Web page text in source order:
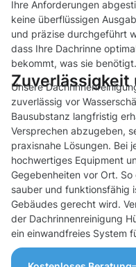
Ihre Anforderungen
keine überflüssigen
und präzise durchgeführt
dass Ihre Dachrinne
bekommt, was sie benötigt.
Zuverlässigkeit
Unsere
zuverlässig vor
Bausubstanz langfristig
Versprechen abzugeben,
praxisnahe Lösungen. Bei
hochwertiges Equipment
Gegebenheiten vor Ort.
sauber und funktionsfähig
Gebäudes gerecht wird.
der Dachrinnenreinigung
ein einwandfreies System